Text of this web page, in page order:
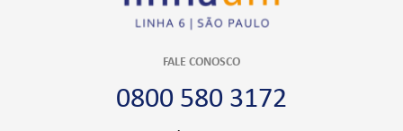
FALE CONOSCO
0800 580 3172